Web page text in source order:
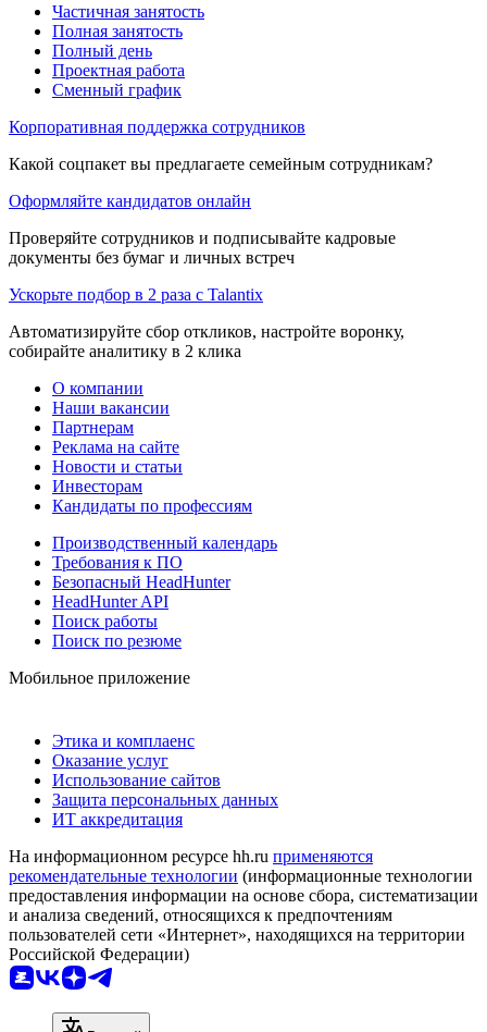
Частичная занятость
Полная занятость
Полный день
Проектная работа
Сменный график
Корпоративная поддержка сотрудников
Какой соцпакет вы предлагаете семейным сотрудникам?
Оформляйте кандидатов онлайн
Проверяйте сотрудников и подписывайте кадровые
документы без бумаг и личных встреч
Ускорьте подбор в 2 раза с Talantix
Автоматизируйте сбор откликов, настройте воронку,
собирайте аналитику в 2 клика
О компании
Наши вакансии
Партнерам
Реклама на сайте
Новости и статьи
Инвесторам
Кандидаты по профессиям
Производственный календарь
Требования к ПО
Безопасный HeadHunter
HeadHunter API
Поиск работы
Поиск по резюме
Мобильное приложение
Этика и комплаенс
Оказание услуг
Использование сайтов
Защита персональных данных
ИТ аккредитация
На информационном ресурсе hh.ru применяются
рекомендательные технологии (информационные технологии
предоставления информации на основе сбора, систематизации
и анализа сведений, относящихся к предпочтениям
пользователей сети «Интернет», находящихся на территории
Российской Федерации)